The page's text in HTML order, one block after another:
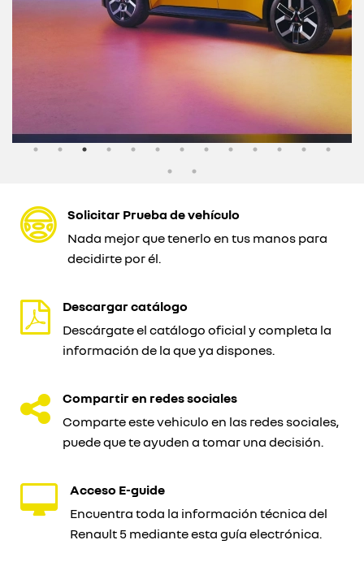
Solicitar Prueba de vehículo
Nada mejor que tenerlo en tus manos para
decidirte por él.
Descargar catálogo
Descárgate el catálogo oficial y completa la
información de la que ya dispones.
Compartir en redes sociales
Comparte este vehiculo en las redes sociales,
puede que te ayuden a tomar una decisión.
Acceso E-guide
Encuentra toda la información técnica del
Renault 5 mediante esta guía electrónica.